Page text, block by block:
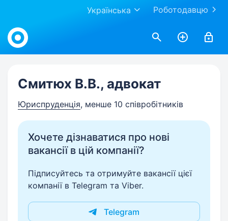
Роботодавцю
Українська
Work.ua
Смитюх В.В., адвокат
Юриспруденція, менше 10 співробітників
Хочете дізнаватися про нові
вакансії в цій компанії?
Підписуйтесь та отримуйте вакансії цієї
компанії в Telegram та Viber.
Telegram